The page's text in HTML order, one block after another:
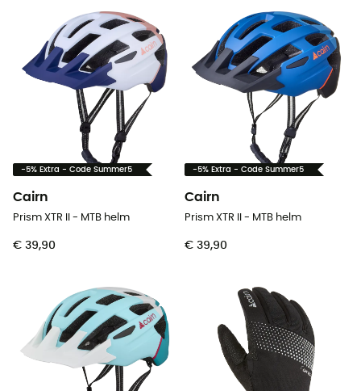
-5% Extra - Code Summer5
Cairn
Prism XTR II - MTB helm
€ 39,90
-5% Extra - Code Summer5
Cairn
Prism XTR II - MTB helm
€ 39,90